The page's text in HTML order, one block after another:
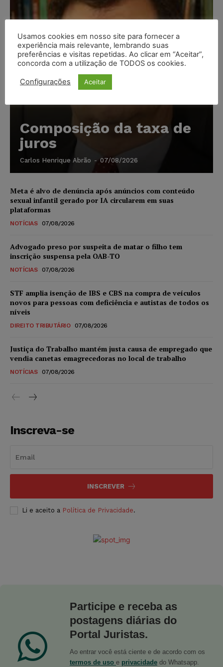
Composição da taxa de
juros
Carlos Henrique Abrão - 07/08/2026
Meta é alvo de denúncia após anúncios com conteúdo
sexual infantil gerado por IA circularem em suas
plataformas
NOTÍCIAS 07/08/2026
Advogado preso por suspeita de matar o filho tem
inscrição suspensa pela OAB-TO
NOTÍCIAS 07/08/2026
STF amplia isenção de IBS e CBS na compra de veículos
novos para pessoas com deficiência e autistas de todos os
níveis
DIREITO TRIBUTÁRIO 07/08/2026
Justiça do Trabalho mantém justa causa de empregado que
vendia canetas emagrecedoras no local de trabalho
NOTÍCIAS 07/08/2026
Inscreva-se
INSCREVER
Li e aceito a Política de Privacidade.
Participe e receba as
postagens diárias do
Portal Juristas.
Ao entrar você está ciente e de acordo com os
termos de uso e privacidade do Whatsapp.
Usamos cookies em nosso site para fornecer a
experiência mais relevante, lembrando suas
preferências e visitas repetidas. Ao clicar em “Aceitar”,
concorda com a utilização de TODOS os cookies.
Configurações Aceitar